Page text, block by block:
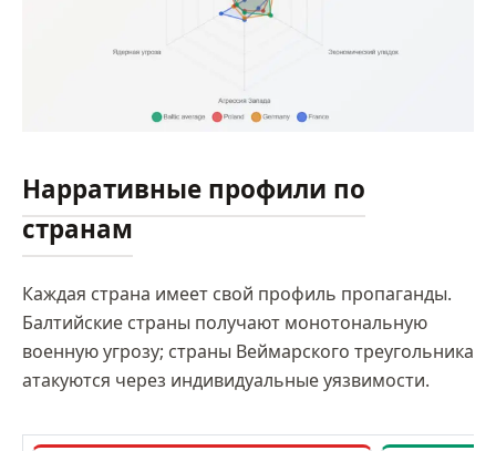
Нарративные профили по
странам
Каждая страна имеет свой профиль пропаганды.
Балтийские страны получают монотональную
военную угрозу; страны Веймарского треугольника
атакуются через индивидуальные уязвимости.